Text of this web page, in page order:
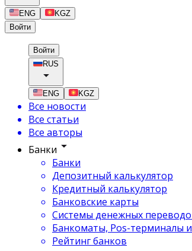
ENG
KGZ
Войти
Войти
RUS
ENG KGZ
Все новости
Все статьи
Все авторы
Банки
Банки
Депозитный калькулятор
Кредитный калькулятор
Банковские карты
Системы денежных
Банкоматы, Pos-терминалы
Рейтинг банков